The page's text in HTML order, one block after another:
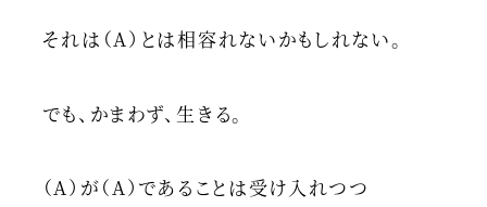
それは（A）とは相容れないかもしれない。
でも、かまわず、生きる。
（A）が（A）であることは受け入れつつ